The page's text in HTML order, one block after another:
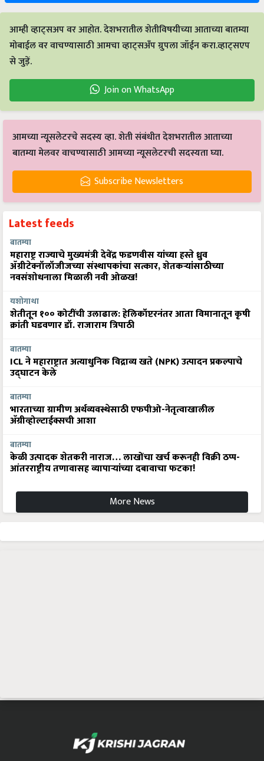
आम्ही व्हाट्सअप वर आहोत. देशभरातील शेतीविषयीच्या आताच्या बातम्या
मोबाईल वर वाचण्यासाठी आमचा व्हाट्सअँप ग्रुपला जॉईन करा.व्हाट्सएप
से जुड़ें.
Join on WhatsApp
आमच्या न्यूसलेटरचे सदस्य व्हा. शेती संबंधीत देशभरातील आताच्या
बातम्या मेलवर वाचण्यासाठी आमच्या न्यूसलेटरची सदस्यता घ्या.
Subscribe Newsletters
Latest feeds
बातम्या
महाराष्ट्र राज्याचे मुख्यमंत्री देवेंद्र फडणवीस यांच्या हस्ते ध्रुव
ॲग्रीटेक्नॉलॉजीजच्या संस्थापकांचा सत्कार, शेतकऱ्यांसाठीच्या
नवसंशोधनाला मिळाली नवी ओळख!
यशोगाथा
शेतीतून १०० कोटींची उलाढाल: हेलिकॉप्टरनंतर आता विमानातून कृषी
क्रांती घडवणार डॉ. राजाराम त्रिपाठी
बातम्या
ICL ने महाराष्ट्रात अत्याधुनिक विद्राव्य खते (NPK) उत्पादन प्रकल्पाचे
उद्घाटन केले
बातम्या
भारताच्या ग्रामीण अर्थव्यवस्थेसाठी एफपीओ-नेतृत्वाखालील
अ‍ॅग्रीव्होल्टाईक्सची आशा
बातम्या
केळी उत्पादक शेतकरी नाराज… लाखोंचा खर्च करूनही विक्री ठप्प-
आंतरराष्ट्रीय तणावासह व्यापाऱ्यांच्या दबावाचा फटका!
More News